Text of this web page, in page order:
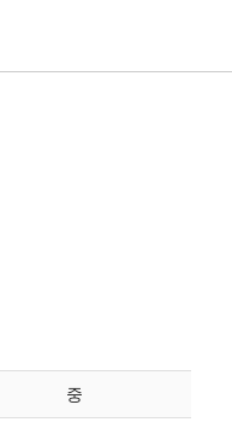
중